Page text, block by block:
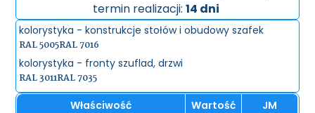
termin realizacji: 14 dni
kolorystyka - konstrukcje stołów i obudowy szafek
RAL 5005RAL 7016
kolorystyka - fronty szuflad, drzwi
RAL 3011RAL 7035
Właściwość Wartość
JM